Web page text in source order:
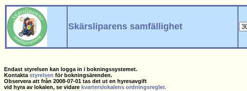
Skärsliparens samfällighet
Endast styrelsen kan logga in i bokningssystemet.
Kontaktastyrelsen för bokningsärenden.
Observera att från 2008-07-01 tas det ut en hyresavgift
vid hyra av lokalen, se vidare kvarterslokalens ordningsregler.